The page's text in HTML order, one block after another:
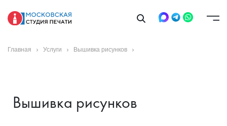
Главная Услуги Вышивка рисунков
Вышивка рисунков